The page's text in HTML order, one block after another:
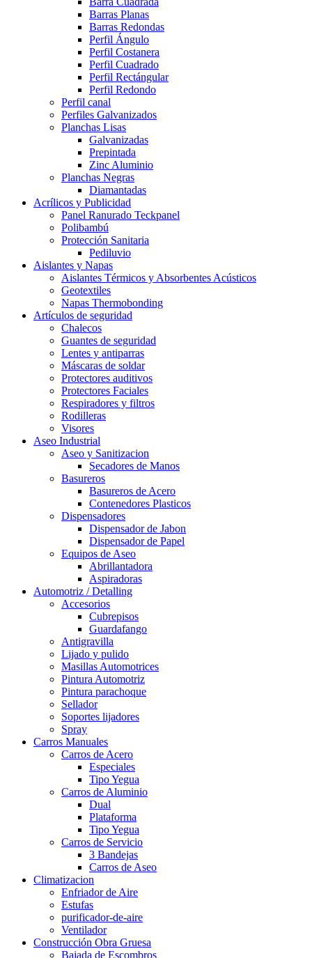
Barras Planas
Barras Redondas
Perfil Ángulo
Perfil Costanera
Perfil Cuadrado
Perfil Rectángular
Perfil Redondo
Perfil canal
Perfiles Galvanizados
Planchas Lisas
Galvanizadas
Prepintada
Zinc Aluminio
Planchas Negras
Diamantadas
Acrílicos y Publicidad
Panel Ranurado Teckpanel
Polibambú
Protección Sanitaria
Pediluvio
Aislantes y Napas
Aislantes Térmicos y Absorbentes Acústicos
Geotextiles
Napas Thermobonding
Artículos de seguridad
Chalecos
Guantes de seguridad
Lentes y antiparras
Máscaras de soldar
Protectores auditivos
Protectores Faciales
Respiradores y filtros
Rodilleras
Visores
Aseo Industrial
Aseo y Sanitizacion
Secadores de Manos
Basureros
Basureros de Acero
Contenedores Plasticos
Dispensadores
Dispensador de Jabon
Dispensador de Papel
Equipos de Aseo
Abrillantadora
Aspiradoras
Automotriz / Detalling
Accesorios
Cubrepisos
Guardafango
Antigravilla
Lijado y pulido
Masillas Automotrices
Pintura Automotriz
Pintura parachoque
Sellador
Soportes lijadores
Spray
Carros Manuales
Carros de Acero
Especiales
Tipo Yegua
Carros de Aluminio
Dual
Plataforma
Tipo Yegua
Carros de Servicio
3 Bandejas
Carros de Aseo
Climatizacion
Enfriador de Aire
Estufas
purificador-de-aire
Ventilador
Construcción Obra Gruesa
Bajada de Escombros